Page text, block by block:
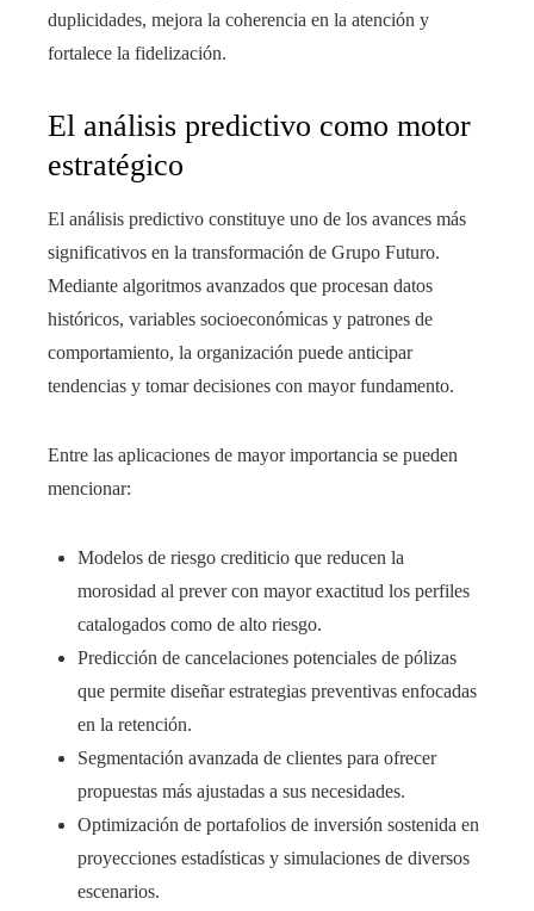
duplicidades, mejora la coherencia en la atención y
fortalece la fidelización.
El análisis predictivo como motor
estratégico
El análisis predictivo constituye uno de los avances más
significativos en la transformación de Grupo Futuro.
Mediante algoritmos avanzados que procesan datos
históricos, variables socioeconómicas y patrones de
comportamiento, la organización puede anticipar
tendencias y tomar decisiones con mayor fundamento.
Entre las aplicaciones de mayor importancia se pueden
mencionar:
Modelos de riesgo crediticio que reducen la
morosidad al prever con mayor exactitud los perfiles
catalogados como de alto riesgo.
Predicción de cancelaciones potenciales de pólizas
que permite diseñar estrategias preventivas enfocadas
en la retención.
Segmentación avanzada de clientes para ofrecer
propuestas más ajustadas a sus necesidades.
Optimización de portafolios de inversión sostenida en
proyecciones estadísticas y simulaciones de diversos
escenarios.